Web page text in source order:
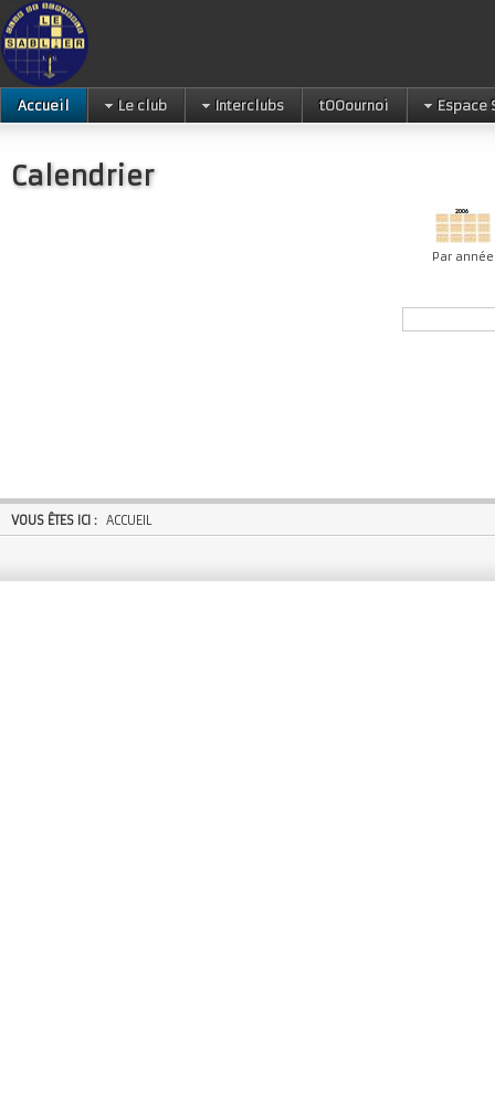
Accueil Le club Interclubs tOOournoi Espace
Calendrier
Par année
VOUS ÊTES ICI : ACCUEIL